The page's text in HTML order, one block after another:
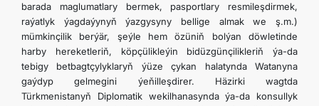
barada maglumatlary bermek, pasportlary resmileşdirmek,
raýatlyk ýagdaýynyň ýazgysyny bellige almak we ş.m.)
mümkinçilik berýär, şeýle hem özüniň bolýan döwletinde
harby hereketleriň, köpçülikleýin bidüzgünçilikleriň ýa-da
tebigy betbagtçylyklaryň ýüze çykan halatynda Watanyna
gaýdyp gelmegini ýeňilleşdirer. Häzirki wagtda
Türkmenistanyň Diplomatik wekilhanasynda ýa-da konsullyk